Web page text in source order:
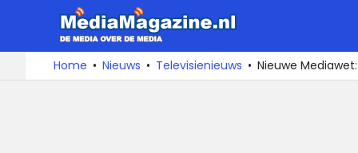
naar
De
media
over
Home Nieuws Televisienieuws Nieuwe